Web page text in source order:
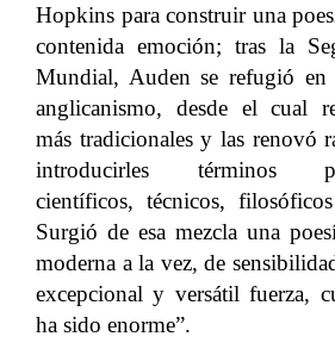
Hopkins para construir una
contenida emoción; tras la
Mundial, Auden se refugió en
anglicanismo, desde el cual
más tradicionales y las renovó
introducirles términos
científicos, técnicos,
Surgió de esa mezcla una
moderna a la vez, de
excepcional y versátil fuerza,
ha sido enorme”.